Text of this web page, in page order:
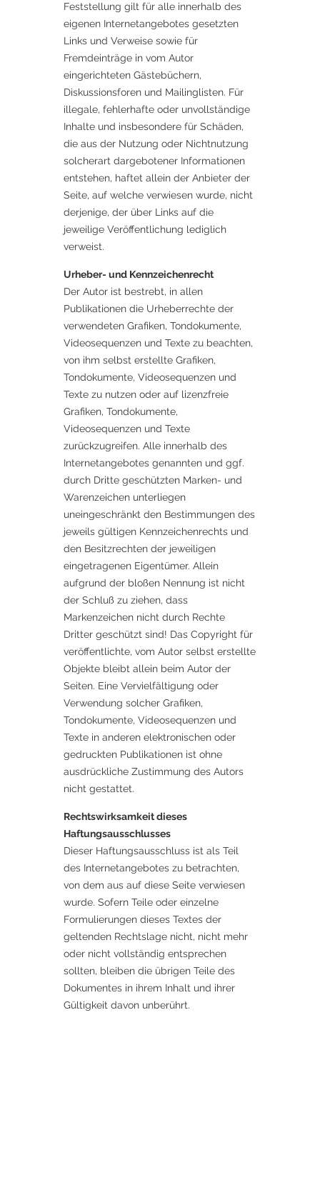
Feststellung gilt für alle innerhalb des
eigenen Internetangebotes gesetzten
Links und Verweise sowie für
Fremdeinträge in vom Autor
eingerichteten Gästebüchern,
Diskussionsforen und Mailinglisten. Für
illegale, fehlerhafte oder unvollständige
Inhalte und insbesondere für Schäden,
die aus der Nutzung oder Nichtnutzung
solcherart dargebotener Informationen
entstehen, haftet allein der Anbieter der
Seite, auf welche verwiesen wurde, nicht
derjenige, der über Links auf die
jeweilige Veröffentlichung lediglich
verweist.
Urheber- und Kennzeichenrecht
Der Autor ist bestrebt, in allen
Publikationen die Urheberrechte der
verwendeten Grafiken, Tondokumente,
Videosequenzen und Texte zu beachten,
von ihm selbst erstellte Grafiken,
Tondokumente, Videosequenzen und
Texte zu nutzen oder auf lizenzfreie
Grafiken, Tondokumente,
Videosequenzen und Texte
zurückzugreifen. Alle innerhalb des
Internetangebotes genannten und ggf.
durch Dritte geschützten Marken- und
Warenzeichen unterliegen
uneingeschränkt den Bestimmungen des
jeweils gültigen Kennzeichenrechts und
den Besitzrechten der jeweiligen
eingetragenen Eigentümer. Allein
aufgrund der bloßen Nennung ist nicht
der Schluß zu ziehen, dass
Markenzeichen nicht durch Rechte
Dritter geschützt sind! Das Copyright für
veröffentlichte, vom Autor selbst erstellte
Objekte bleibt allein beim Autor der
Seiten. Eine Vervielfältigung oder
Verwendung solcher Grafiken,
Tondokumente, Videosequenzen und
Texte in anderen elektronischen oder
gedruckten Publikationen ist ohne
ausdrückliche Zustimmung des Autors
nicht gestattet.
Rechtswirksamkeit dieses
Haftungsausschlusses
Dieser Haftungsausschluss ist als Teil
des Internetangebotes zu betrachten,
von dem aus auf diese Seite verwiesen
wurde. Sofern Teile oder einzelne
Formulierungen dieses Textes der
geltenden Rechtslage nicht, nicht mehr
oder nicht vollständig entsprechen
sollten, bleiben die übrigen Teile des
Dokumentes in ihrem Inhalt und ihrer
Gültigkeit davon unberührt.